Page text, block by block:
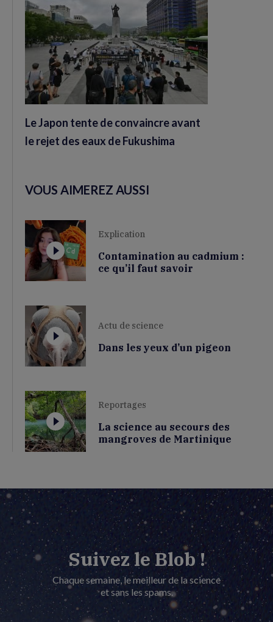
Le Japon tente de convaincre avant
le rejet des eaux de Fukushima
VOUS AIMEREZ AUSSI
Explication
Contamination au cadmium :
ce qu’il faut savoir
Actu de science
Dans les yeux d’un pigeon
Reportages
La science au secours des
mangroves de Martinique
Suivez le Blob !
Chaque semaine, le meilleur de la science
et sans les spams.